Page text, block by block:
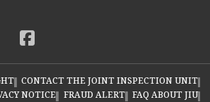
CONTACT THE JOINT INSPECTION UNIT
FAQ ABOUT JIU
FRAUD ALERT
NOTICE